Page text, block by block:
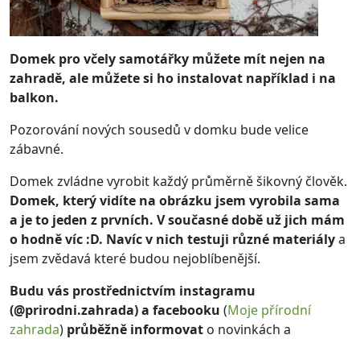
Domek pro včely samotářky můžete mít nejen na
zahradě, ale můžete si ho instalovat například i na
balkon.
Pozorování nových sousedů v domku bude velice
zábavné.
Domek zvládne vyrobit každý průměrně šikovný člověk.
Domek, který vidíte na obrázku jsem vyrobila sama
a je to jeden z prvních. V současné době už jich mám
o hodně víc :D. Navíc v nich testuji různé materiálya
jsem zvědavá které budou nejoblíbenější.
Budu vás prostřednictvím instagramu
(@prirodni.zahrada) a facebooku (Moje přírodní
zahrada) průběžně informovat o novinkách a